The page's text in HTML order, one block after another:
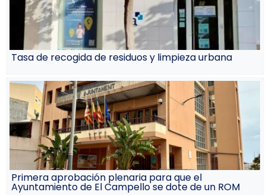
Tasa de recogida de residuos y limpieza urbana
Primera aprobación plenaria para que el
Ayuntamiento de El Campello se dote de un ROM